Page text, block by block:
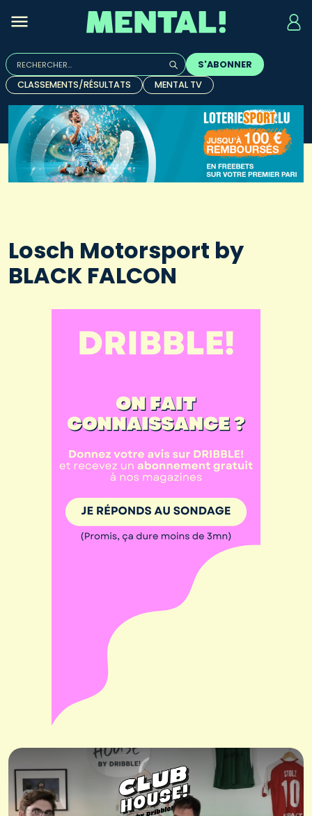
Rechercher :
Quand les résultats de l'auto-complétion sont
S'ABONNER
CLASSEMENTS/RÉSULTATS
MENTAL TV
Losch Motorsport by
BLACK FALCON